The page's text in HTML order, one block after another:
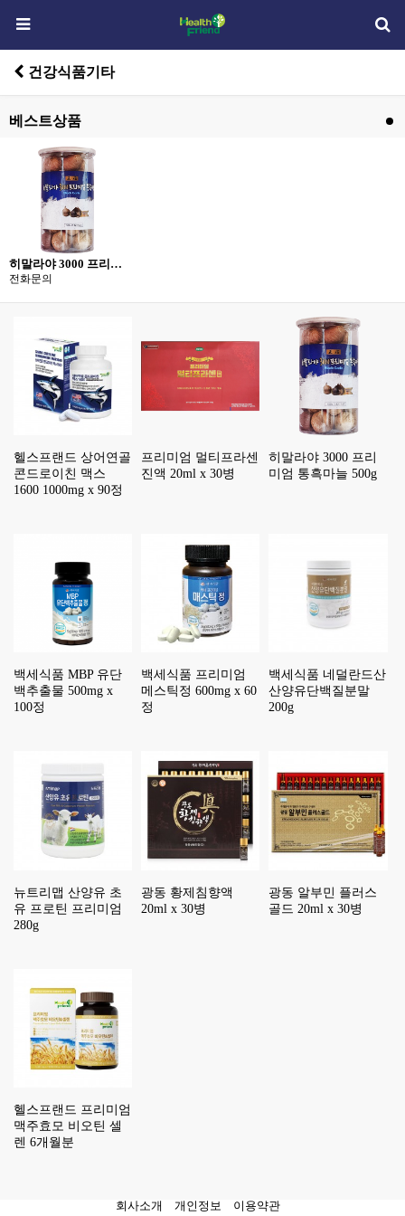
건강식품기타
베스트상품
히말라야 3000 프리미엄 통흑마늘 500g
전화문의
헬스프랜드 상어연골
콘드로이친 맥스
1600 1000mg x 90정
프리미엄 멀티프라센
진액 20ml x 30병
히말라야 3000 프리
미엄 통흑마늘 500g
백세식품 MBP 유단
백추출물 500mg x
100정
백세식품 프리미엄
메스틱정 600mg x 60
정
백세식품 네덜란드산
산양유단백질분말
200g
뉴트리맵 산양유 초
유 프로틴 프리미엄
280g
광동 황제침향액
20ml x 30병
광동 알부민 플러스
골드 20ml x 30병
헬스프랜드 프리미엄
맥주효모 비오틴 셀
렌 6개월분
회사소개 개인정보 이용약관